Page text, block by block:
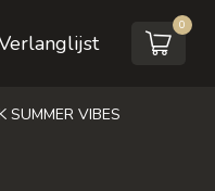
0
SUMMER VIBES